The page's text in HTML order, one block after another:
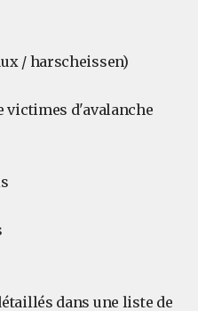
/ harscheissen)
victimes d'avalanche
dans une liste de